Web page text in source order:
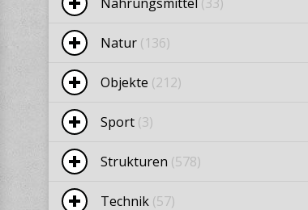
Natur (136)
Objekte (212)
Sport (3)
Strukturen (578)
Technik (57)